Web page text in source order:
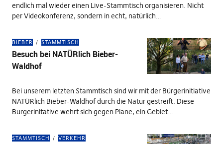
endlich mal wieder einen Live-Stammtisch organisieren. Nicht
per Videokonferenz, sondern in echt, natürlich…
BIEBER STAMMTISCH
Besuch bei NATÜRlich Bieber-
Waldhof
Bei unserem letzten Stammtisch sind wir mit der Bürgerinitiative
NATÜRlich Bieber-Waldhof durch die Natur gestreift. Diese
Bürgerinitative wehrt sich gegen Pläne, ein Gebiet…
STAMMTISCH VERKEHR